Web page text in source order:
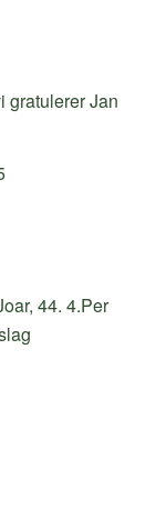
gratulerer Jan
44. 4.Per